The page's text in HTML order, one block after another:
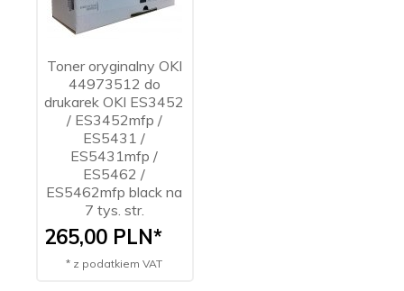
Toner oryginalny OKI
44973512 do
drukarek OKI ES3452
/ ES3452mfp /
ES5431 /
ES5431mfp /
ES5462 /
ES5462mfp black na
7 tys. str.
265,00 PLN*
* z podatkiem VAT